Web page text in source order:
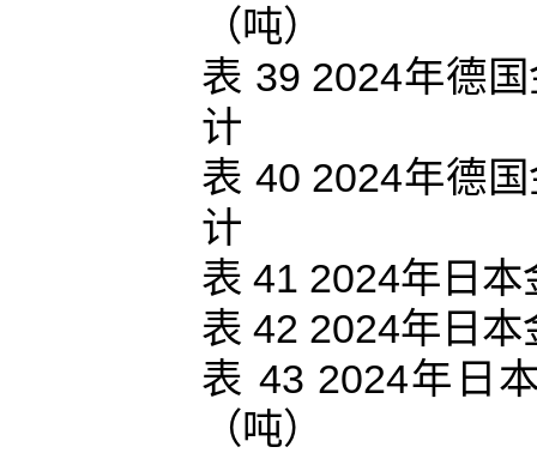
（吨）
表 39 2024年德
计
表 40 2024年德
计
表 41 2024年日
表 42 2024年日
表 43 2024年日
（吨）